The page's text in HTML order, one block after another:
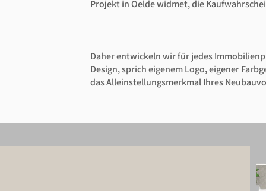
Projekt in Oelde widmet, die
Daher entwickeln wir für jedes
Design, sprich eigenem Logo, eigener
das Alleinstellungsmerkmal Ihres